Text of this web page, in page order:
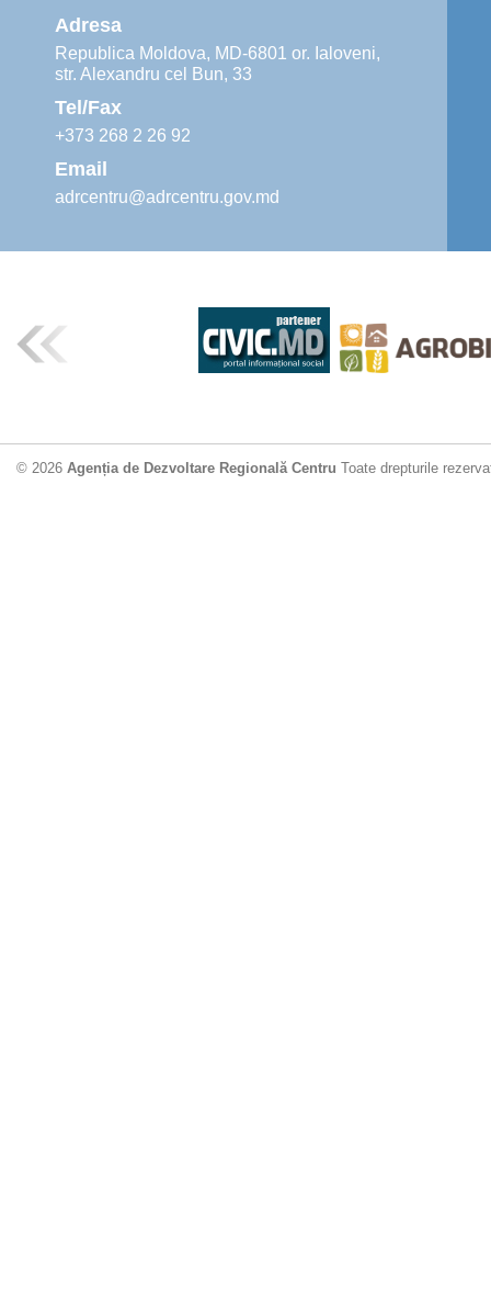
Adresa
Republica Moldova, MD-6801 or. Ialoveni,
str. Alexandru cel Bun, 33
Tel/Fax
+373 268 2 26 92
Email
adrcentru@adrcentru.gov.md
© 2026 Agenția de Dezvoltare Regională Centru Toate drepturile